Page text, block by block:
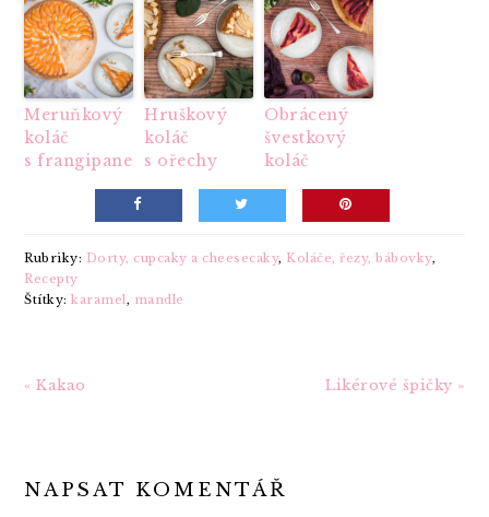
Meruňkový
koláč
s frangipane
Hruškový
koláč
s ořechy
Obrácený
švestkový
koláč
Rubriky: Dorty, cupcaky a cheesecaky, Koláče, řezy, bábovky,
Recepty
Štítky:karamel, mandle
Předchozí
« Kakao
Další
Likérové špičky »
INTERACTIONS
NAPSAT KOMENTÁŘ